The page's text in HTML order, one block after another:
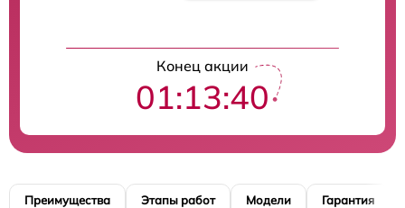
Конец акции
01:13:39
Преимущества Этапы работ Модели Гарантия